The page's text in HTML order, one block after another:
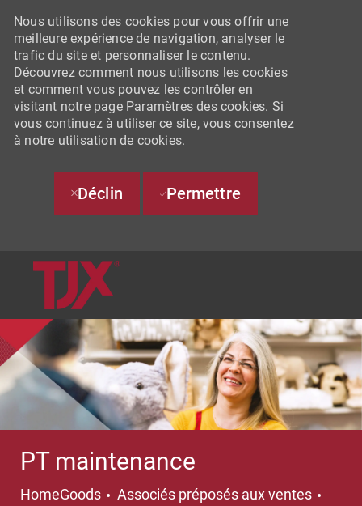
SKIP TO MAIN CONTENT
Nous utilisons des cookies pour vous offrir une
meilleure expérience de navigation, analyser le
trafic du site et personnaliser le contenu.
Découvrez comment nous utilisons les cookies
et comment vous pouvez les contrôler en
visitant notre page Paramètres des cookies. Si
vous continuez à utiliser ce site, vous consentez
à notre utilisation de cookies.
Déclin Permettre
PT maintenance
HomeGoods Catégorie
Associés préposés aux ventes